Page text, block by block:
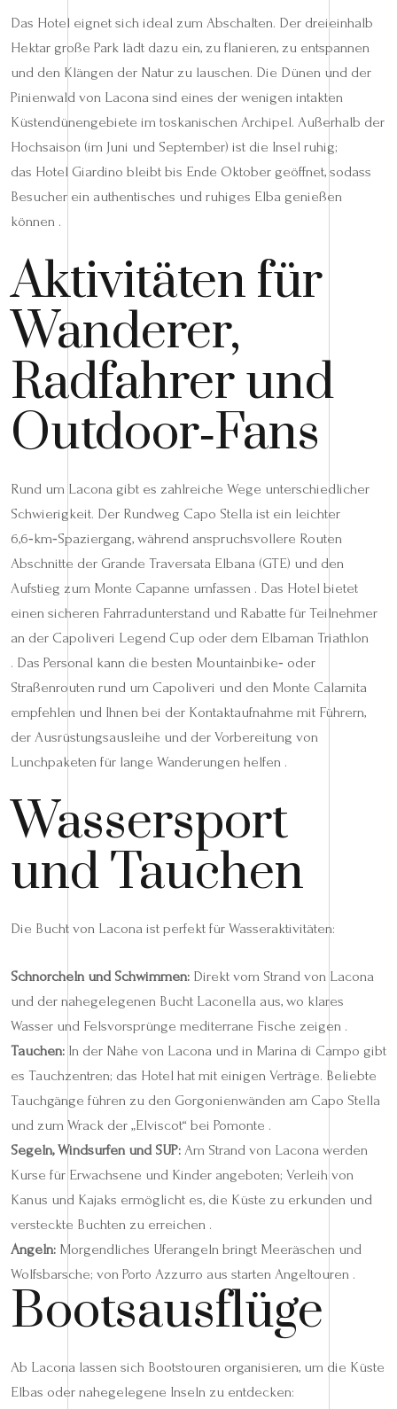
Das Hotel eignet sich ideal zum Abschalten. Der dreieinhalb
Hektar große Park lädt dazu ein, zu flanieren, zu entspannen
und den Klängen der Natur zu lauschen. Die Dünen und der
Pinienwald von Lacona sind eines der wenigen intakten
Küstendünengebiete im toskanischen Archipel. Außerhalb der
Hochsaison (im Juni und September) ist die Insel ruhig;
das Hotel Giardino bleibt bis Ende Oktober geöffnet, sodass
Besucher ein authentisches und ruhiges Elba genießen
können .
Aktivitäten für
Wanderer,
Radfahrer und
Outdoor‑Fans
Rund um Lacona gibt es zahlreiche Wege unterschiedlicher
Schwierigkeit. Der Rundweg Capo Stella ist ein leichter
6,6‑km‑Spaziergang, während anspruchsvollere Routen
Abschnitte der Grande Traversata Elbana (GTE) und den
Aufstieg zum Monte Capanne umfassen . Das Hotel bietet
einen sicheren Fahrradunterstand und Rabatte für Teilnehmer
an der Capoliveri Legend Cup oder dem Elbaman Triathlon
. Das Personal kann die besten Mountainbike‑ oder
Straßenrouten rund um Capoliveri und den Monte Calamita
empfehlen und Ihnen bei der Kontaktaufnahme mit Führern,
der Ausrüstungsausleihe und der Vorbereitung von
Lunchpaketen für lange Wanderungen helfen .
Wassersport
und Tauchen
Die Bucht von Lacona ist perfekt für Wasseraktivitäten:
Schnorcheln und Schwimmen: Direkt vom Strand von Lacona
und der nahegelegenen Bucht Laconella aus, wo klares
Wasser und Felsvorsprünge mediterrane Fische zeigen .
Tauchen: In der Nähe von Lacona und in Marina di Campo gibt
es Tauchzentren; das Hotel hat mit einigen Verträge. Beliebte
Tauchgänge führen zu den Gorgonienwänden am Capo Stella
und zum Wrack der „Elviscot“ bei Pomonte .
Segeln, Windsurfen und SUP: Am Strand von Lacona werden
Kurse für Erwachsene und Kinder angeboten; Verleih von
Kanus und Kajaks ermöglicht es, die Küste zu erkunden und
versteckte Buchten zu erreichen .
Angeln: Morgendliches Uferangeln bringt Meeräschen und
Wolfsbarsche; von Porto Azzurro aus starten Angeltouren .
Bootsausflüge
Ab Lacona lassen sich Bootstouren organisieren, um die Küste
Elbas oder nahegelegene Inseln zu entdecken: